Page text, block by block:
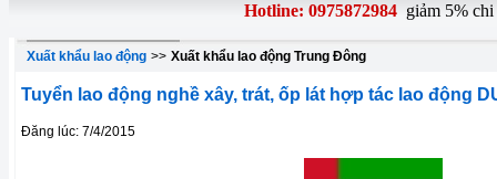
Hotline: 0975872984giảm 5% chi
Xuất khẩu lao động >> Xuất khẩu lao động Trung Đông
Tuyển lao động nghề xây, trát, ốp lát hợp tác lao động
Đăng lúc: 7/4/2015